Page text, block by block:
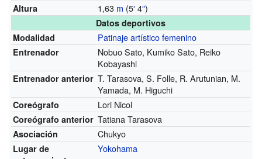
Altura 1,63 m (5′4″)
Datos deportivos
Modalidad
Patinaje artístico femenino
Entrenador
Nobuo Sato, Kumiko Sato, Reiko
Kobayashi
Entrenador anterior T. Tarasova, S. Folle, R. Arutunian, M.
Yamada, M. Higuchi
Coreógrafo Lori Nicol
Coreógrafo anterior Tatiana Tarasova
Asociación Chukyo
Lugar de
Yokohama